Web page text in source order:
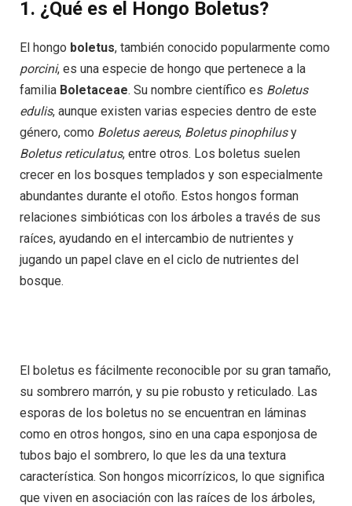
1. ¿Qué es el Hongo Boletus?
El hongo boletus, también conocido popularmente como
porcini, es una especie de hongo que pertenece a la
familia Boletaceae. Su nombre científico es Boletus
edulis, aunque existen varias especies dentro de este
género, como Boletus aereus, Boletus pinophilusy
Boletus reticulatus, entre otros. Los boletus suelen
crecer en los bosques templados y son especialmente
abundantes durante el otoño. Estos hongos forman
relaciones simbióticas con los árboles a través de sus
raíces, ayudando en el intercambio de nutrientes y
jugando un papel clave en el ciclo de nutrientes del
bosque.
El boletus es fácilmente reconocible por su gran tamaño,
su sombrero marrón, y su pie robusto y reticulado. Las
esporas de los boletus no se encuentran en láminas
como en otros hongos, sino en una capa esponjosa de
tubos bajo el sombrero, lo que les da una textura
característica. Son hongos micorrízicos, lo que significa
que viven en asociación con las raíces de los árboles,